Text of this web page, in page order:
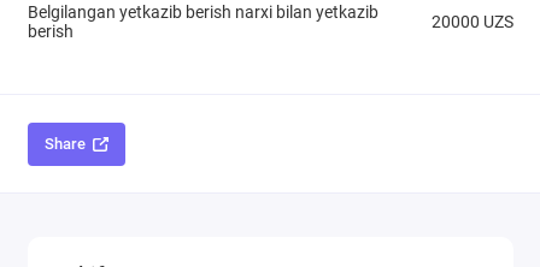
Belgilangan yetkazib berish narxi bilan yetkazib
berish
20000 UZS
Share